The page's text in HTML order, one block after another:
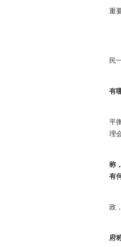
重
民
有
平
理
称
有
政
府